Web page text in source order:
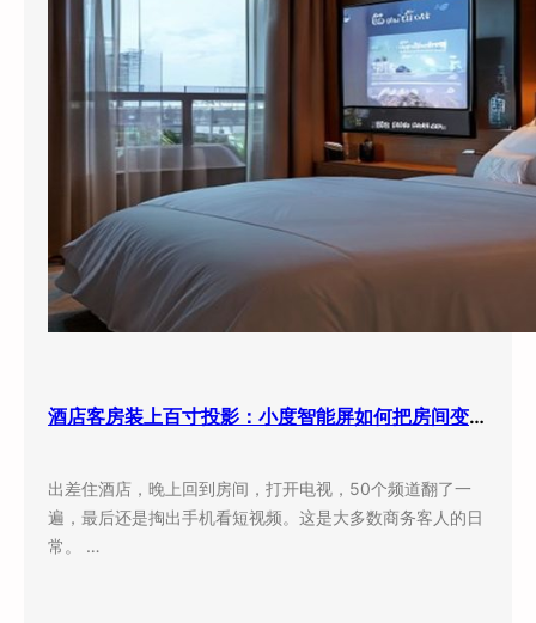
酒店客房装上百寸投影：小度智能屏如何把房间变成”第三空间”
出差住酒店，晚上回到房间，打开电视，50个频道翻了一
遍，最后还是掏出手机看短视频。这是大多数商务客人的日
常。 …